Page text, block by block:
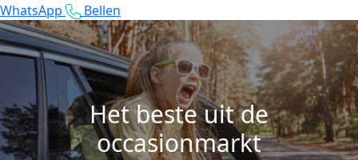
WhatsApp Bellen
Het beste uit de
occasionmarkt